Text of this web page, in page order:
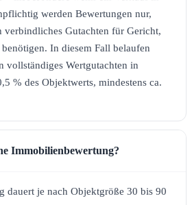
werden Bewertungen nur,
verbindliches Gutachten für Gericht,
In diesem Fall belaufen
vollständiges Wertgutachten in
% des Objektwerts, mindestens ca.
Immobilienbewertung?
dauert je nach Objektgröße 30 bis 90